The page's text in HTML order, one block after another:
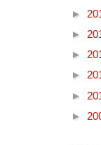
►
►
►
►
►
►